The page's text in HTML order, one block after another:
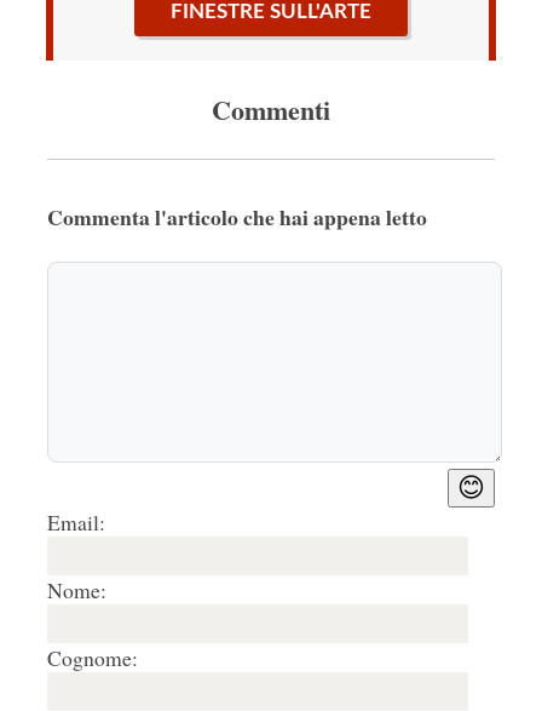
FINESTRE SULL'ARTE
Commenti
Commenta l'articolo che hai appena letto
😊
Email:
Nome:
Cognome: